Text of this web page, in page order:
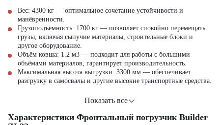
Вес: 4300 кг — оптимальное сочетание устойчивости и
манёвренности.
Грузоподъёмность: 1700 кг — позволяет спокойно перемещать
грузы, включая сыпучие материалы, строительные блоки и
другое оборудование.
Объём ковша: 1.2 м3 — подходит для работы с большими
объёмами материалов, гарантирует производительность.
Максимальная высота выгрузки: 3300 мм — обеспечивает
разгрузку в самосвалы и другие высокие транспортные средства.
Преимущества Builder ZL22:
конструкция выполнена из
Показать все
Характеристики Фронтальный погрузчик Builder